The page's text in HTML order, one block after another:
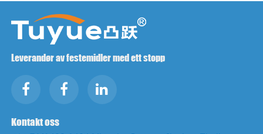
Leverandør av festemidler med ett stopp
Kontakt oss